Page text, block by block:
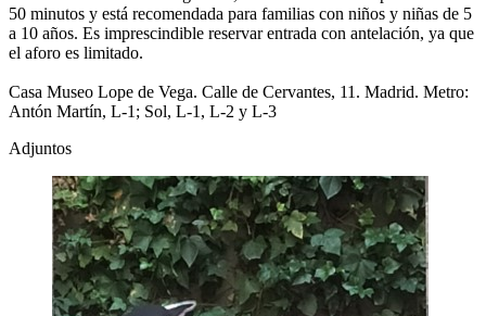
50 minutos y está recomendada para familias con niños y niñas de 5
a 10 años. Es imprescindible reservar entrada con antelación, ya que
el aforo es limitado.
Casa Museo Lope de Vega. Calle de Cervantes, 11. Madrid. Metro:
Antón Martín, L-1; Sol, L-1, L-2 y L-3
Adjuntos